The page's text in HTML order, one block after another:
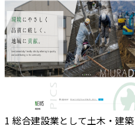
1 総合建設業として土木・建